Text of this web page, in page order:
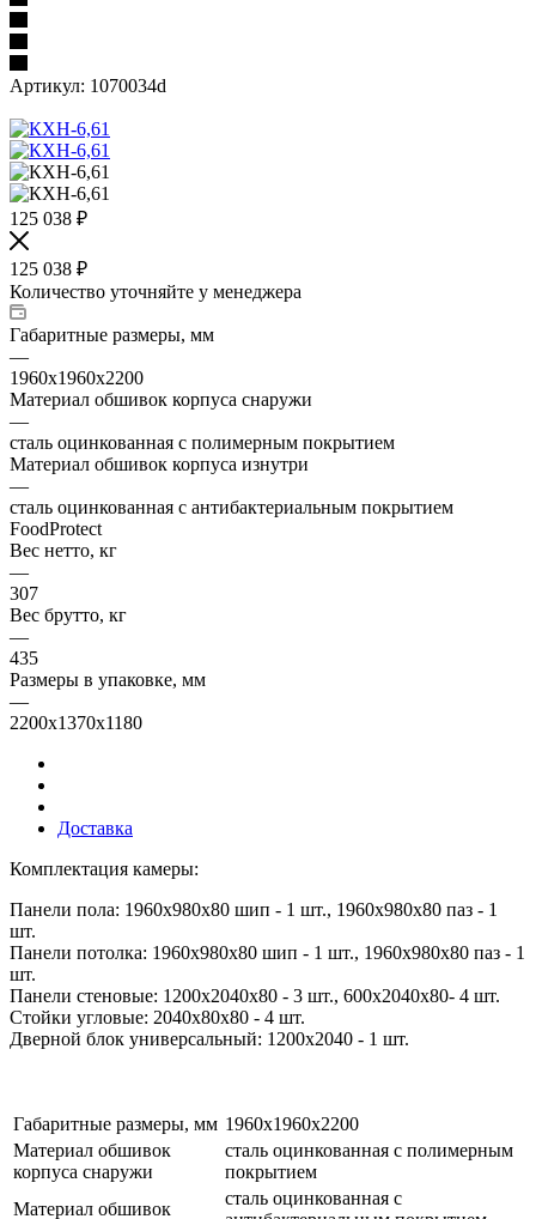
Артикул: 1070034d
125 038 ₽
125 038 ₽
Количество уточняйте у менеджера
Габаритные размеры, мм
—
1960х1960х2200
Материал обшивок корпуса снаружи
—
сталь оцинкованная с полимерным покрытием
Материал обшивок корпуса изнутри
—
сталь оцинкованная с антибактериальным покрытием
FoodProtect
Вес нетто, кг
—
307
Вес брутто, кг
—
435
Размеры в упаковке, мм
—
2200x1370x1180
Доставка
Комплектация камеры:
Панели пола: 1960х980х80 шип - 1 шт., 1960х980х80 паз - 1
шт.
Панели потолка: 1960х980х80 шип - 1 шт., 1960х980х80 паз - 1
шт.
Панели стеновые: 1200х2040х80 - 3 шт., 600х2040х80- 4 шт.
Стойки угловые: 2040х80х80 - 4 шт.
Дверной блок универсальный: 1200х2040 - 1 шт.
Габаритные размеры, мм 1960х1960х2200
Материал обшивок
корпуса снаружи
сталь оцинкованная с полимерным
покрытием
Материал обшивок
сталь оцинкованная с